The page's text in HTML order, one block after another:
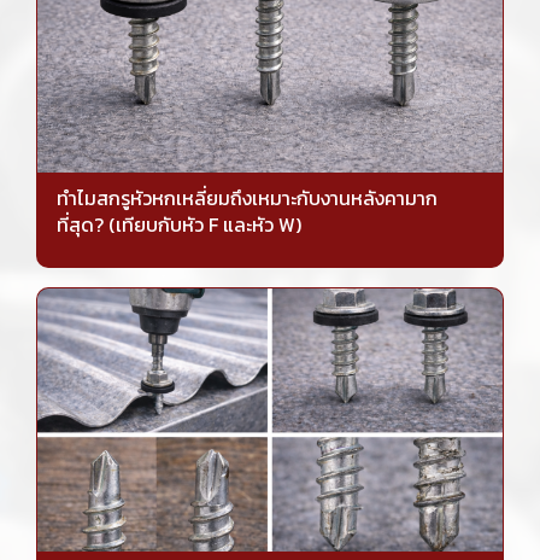
ทำไมสกรูหัวหกเหลี่ยมถึงเหมาะกับงานหลังคามาก
ที่สุด? (เทียบกับหัว F และหัว W)